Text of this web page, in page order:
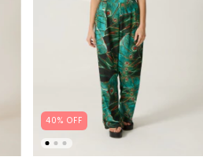
40% OFF